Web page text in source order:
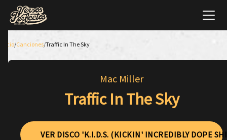
Inicio/Canciones/Traffic In The Sky
Mac Miller
Traffic In The Sky
VER DISCO 'K.I.D.S. (KICKIN' INCREDIBLY DOPE